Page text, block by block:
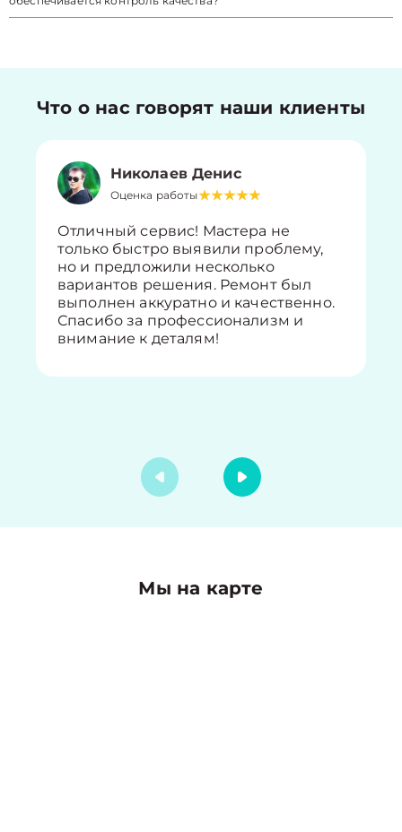
Что о нас говорят наши клиенты
Николаев Денис
Оценка работы
Отличный сервис! Мастера не
только быстро выявили проблему,
но и предложили несколько
вариантов решения. Ремонт был
выполнен аккуратно и качественно.
Спасибо за профессионализм и
внимание к деталям!
Мы на карте